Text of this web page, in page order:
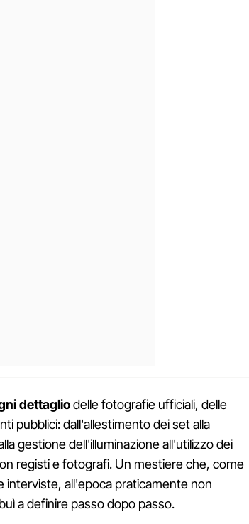
dettagliodelle fotografie ufficiali, delle
pubblici: dall'allestimento dei set alla
gestione dell'illuminazione all'utilizzo dei
registi e fotografi. Un mestiere che, come
interviste, all'epoca praticamente non
a definire passo dopo passo.